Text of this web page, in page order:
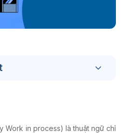
Work in process) là thuật ngữ chỉ